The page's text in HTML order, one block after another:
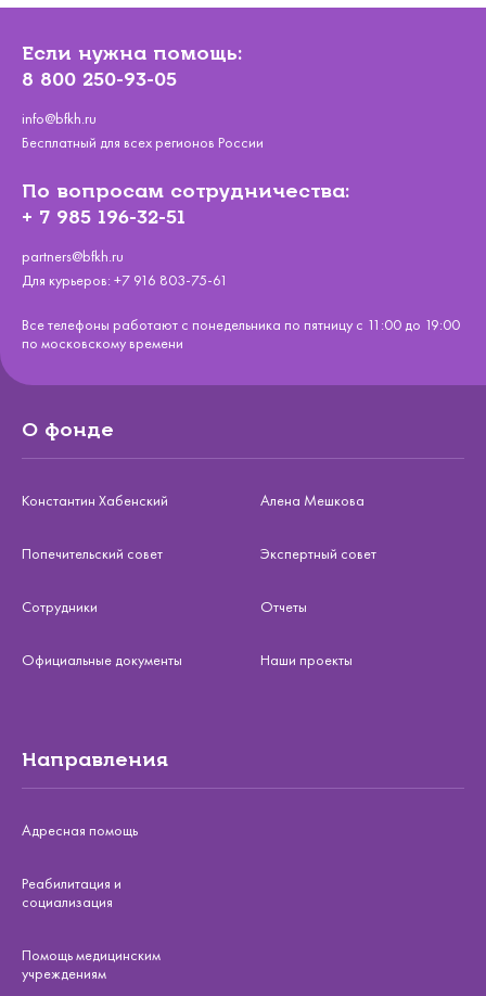
Если нужна помощь:
8 800 250-93-05
info@bfkh.ru
Бесплатный для всех регионов России
По вопросам сотрудничества:
+ 7 985 196-32-51
partners@bfkh.ru
Для курьеров: +7 916 803-75-61
Все телефоны работают с понедельника по пятницу с 11:00 до 19:00
по московскому времени
О фонде
Константин Хабенский Алена Мешкова
Попечительский совет Экспертный совет
Сотрудники Отчеты
Официальные документы Наши проекты
Направления
Адресная помощь
Реабилитация и
социализация
Помощь медицинским
учреждениям